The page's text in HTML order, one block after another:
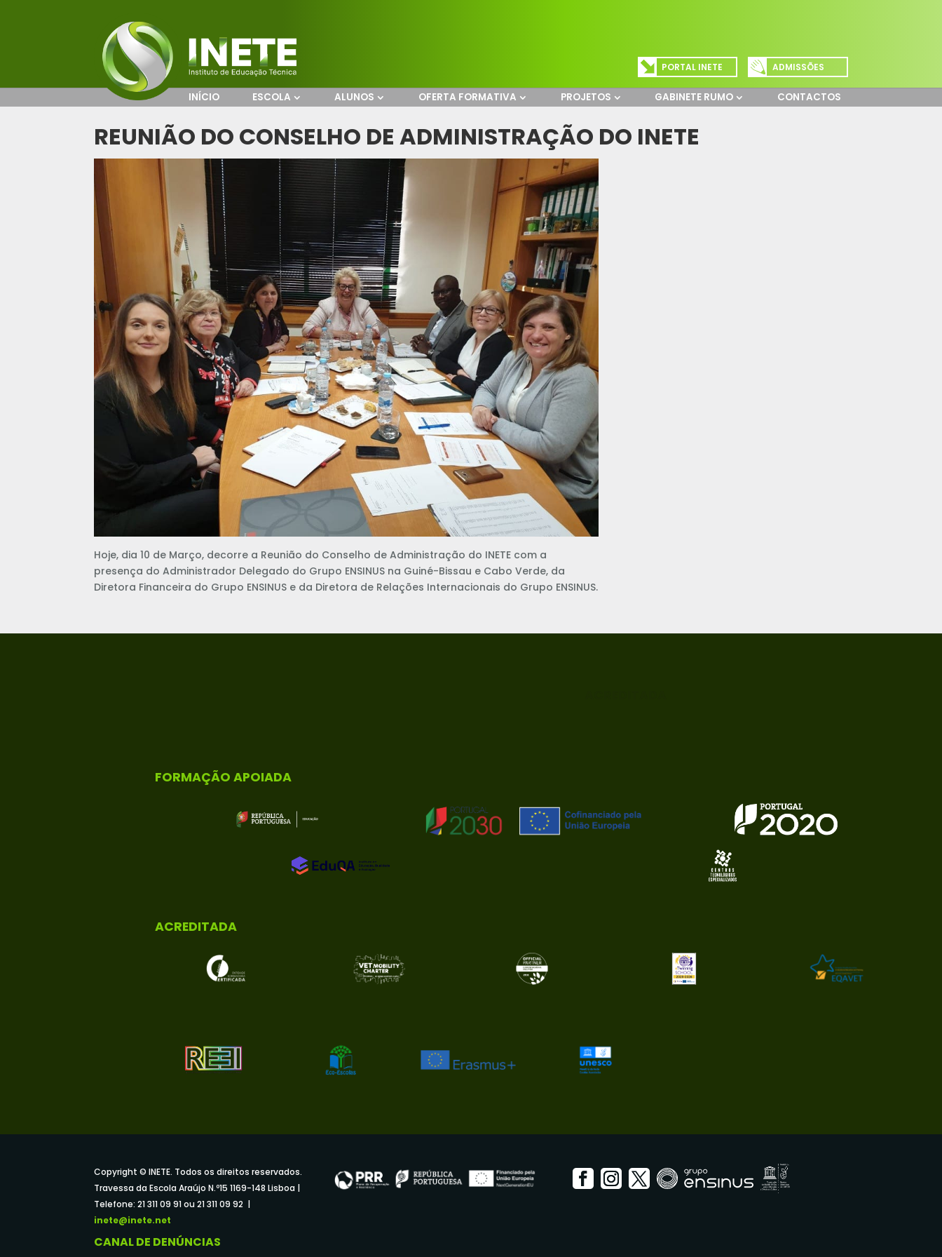
PORTAL INETE ADMISSÕES
INÍCIO ESCOLA ALUNOS OFERTA FORMATIVA PROJETOS GABINETE RUMO CONTACTOS
REUNIÃO DO CONSELHO DE ADMINISTRAÇÃO DO INETE
Hoje, dia 10 de Março, decorre a Reunião do Conselho de Administração do INETE com a
presença do Administrador Delegado do Grupo ENSINUS na Guiné-Bissau e Cabo Verde, da
Diretora Financeira do Grupo ENSINUS e da Diretora de Relações Internacionais do Grupo ENSINUS.
FORMAÇÃO APOIADA
ACREDITADA
Copyright © INETE. Todos os direitos reservados.
Travessa da Escola Araújo N.º15 1169-148 Lisboa |
Telefone: 21 311 09 91 ou 21 311 09 92 |
inete@inete.net
CANAL DE DENÚNCIAS